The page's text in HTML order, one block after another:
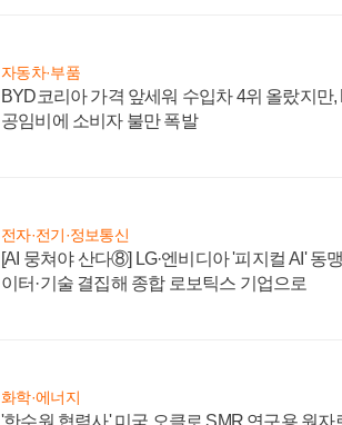
자동차·부품
BYD코리아 가격 앞세워 수입차 4위 올랐지만,
공임비에 소비자 불만 폭발
전자·전기·정보통신
[AI 뭉쳐야 산다⑧] LG·엔비디아 '피지컬 AI' 동
이터·기술 결집해 종합 로보틱스 기업으로
화학·에너지
'한수원 협력사' 미국 오클로 SMR 연구용 원자